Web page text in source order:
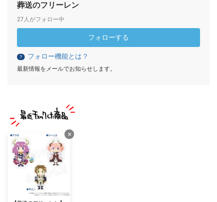
葬送のフリーレン
27人がフォロー中
フォローする
？ フォロー機能とは？
最新情報をメールでお知らせします。
×